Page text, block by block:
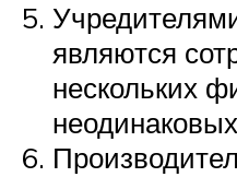
являются
нескольких